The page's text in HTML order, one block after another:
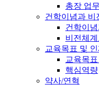
총장 업
건학이념과 비
건학이
비전체계
교육목표 및
교육목
핵심역량
약사/연혁